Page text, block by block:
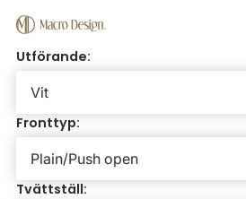
Utförande:
Fronttyp:
Tvättställ: